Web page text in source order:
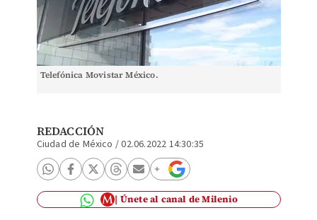
Telefónica Movistar México.
REDACCIÓN
Ciudad de México /02.06.2022 14:30:35
Únete al canal de Milenio